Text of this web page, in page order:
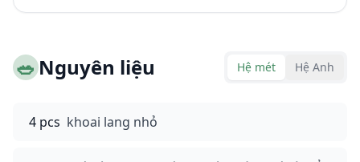
🥗Nguyên liệu Hệ mét Hệ Anh
4 pcs khoai lang nhỏ